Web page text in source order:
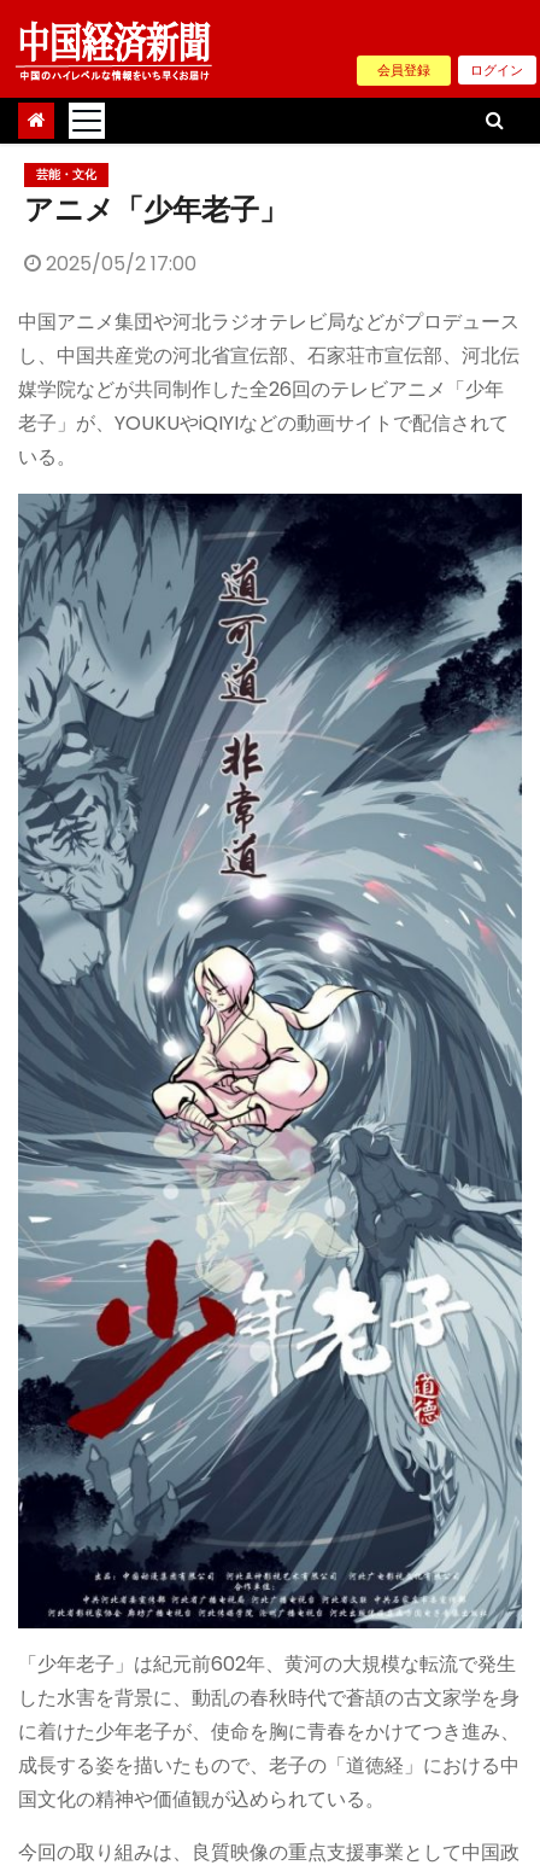
Skip
content
会員登録 ログイン
芸能・文化
アニメ「少年老子」
2025/05/2 17:00
中国アニメ集団や河北ラジオテレビ局などがプロデュース
し、中国共産党の河北省宣伝部、石家荘市宣伝部、河北伝
媒学院などが共同制作した全26回のテレビアニメ「少年
老子」が、YOUKUやiQIYIなどの動画サイトで配信されて
いる。
「少年老子」は紀元前602年、黄河の大規模な転流で発生
した水害を背景に、動乱の春秋時代で蒼頡の古文家学を身
に着けた少年老子が、使命を胸に青春をかけてつき進み、
成長する姿を描いたもので、老子の「道徳経」における中
国文化の精神や価値観が込められている。
今回の取り組みは、良質映像の重点支援事業として中国政